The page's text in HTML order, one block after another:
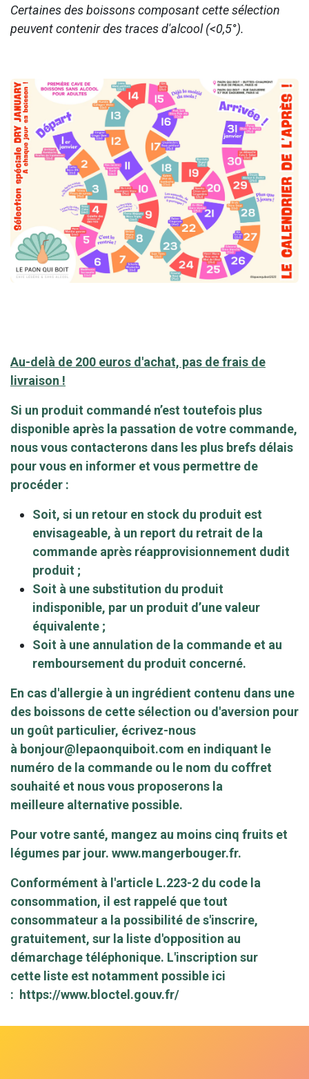
Certaines des boissons composant cette sélection
peuvent contenir des traces d'alcool (<0,5°).
Au-delà de 200 euros d'achat, pas de frais de
livraison !
Si un produit commandé n’est toutefois plus
disponible après la passation de votre commande,
nous vous contacterons dans les plus brefs délais
pour vous en informer et vous permettre de
procéder :
Soit, si un retour en stock du produit est
envisageable, à un report du retrait de la
commande après réapprovisionnement dudit
produit ;
Soit à une substitution du produit
indisponible, par un produit d’une valeur
équivalente ;
Soit à une annulation de la commande et au
remboursement du produit concerné.
En cas d'allergie à un ingrédient contenu dans une
des boissons de cette sélection ou d'aversion pour
un goût particulier, écrivez-nous
à bonjour@lepaonquiboit.com en indiquant le
numéro de la commande ou le nom du coffret
souhaité et nous vous proposerons la
meilleure alternative possible.
Pour votre santé, mangez au moins cinq fruits et
légumes par jour. www.mangerbouger.fr.
Conformément à l'article L.223-2 du code la
consommation, il est rappelé que tout
consommateur a la possibilité de s'inscrire,
gratuitement, sur la liste d'opposition au
démarchage téléphonique. L'inscription sur
cette liste est notamment possible ici
: https://www.bloctel.gouv.fr/